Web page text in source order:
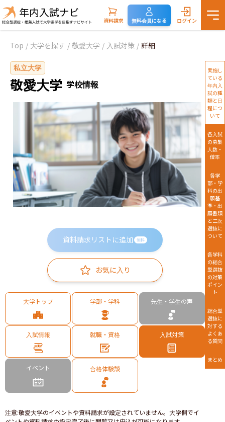
資料請求 無料会員になる ログイン
Top / 大学を探す / 敬愛大学 / 入試対策 / 詳細
私立大学
敬愛大学 学校情報
資料請求リストに追加 無料
お気に入り
大学トップ 学部・学科 先生・学生の声
入試情報 就職・資格 入試対策
イベント 合格体験談
注意:敬愛大学のイベントや資料請求が設定されていません。大学側でイ
実施し
ている
年内入
試の種
類と日
程につ
いて
各入試
の募集
人数・
倍率
各学
部・学
科の出
願基
準・出
願書類
と二次
選抜に
ついて
各学科
の総合
型選抜
の対策
ポイン
ト
総合型
選抜に
対する
よくあ
る質問
まとめ